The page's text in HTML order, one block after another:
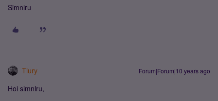
Simnlru
Tiury Forum|Forum|10 years ago
Hoi simnlru,